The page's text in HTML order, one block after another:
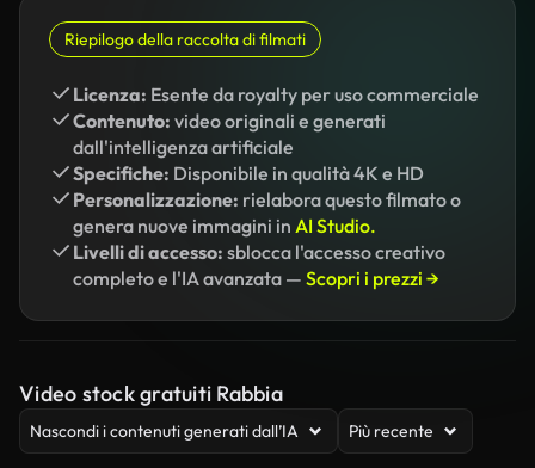
Riepilogo della raccolta di filmati
Licenza: Esente da royalty per uso commerciale
Contenuto: video originali e generati
dall'intelligenza artificiale
Specifiche: Disponibile in qualità 4K e HD
Personalizzazione: rielabora questo filmato o
genera nuove immagini in AI Studio.
Livelli di accesso: sblocca l'accesso creativo
completo e l'IA avanzata — Scopri i prezzi →
Video stock gratuiti Rabbia
Nascondi i contenuti generati dall’IA Più recente